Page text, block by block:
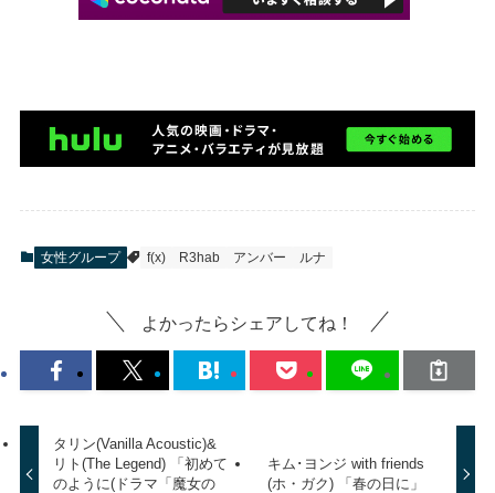
女性グループ f(x) R3hab アンバー ルナ
よかったらシェアしてね！
タリン(Vanilla Acoustic)&
リト(The Legend) 「初めて
のように(ドラマ「魔女の
キム･ヨンジ with friends
(ホ・ガク) 「春の日に」